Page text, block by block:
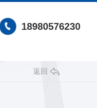
18980576230
返回